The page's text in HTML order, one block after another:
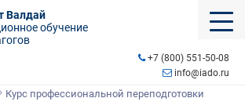
Валдай
обучение
+7 (800) 551-50-08
info@iado.ru
Курс профессиональной переподготовки